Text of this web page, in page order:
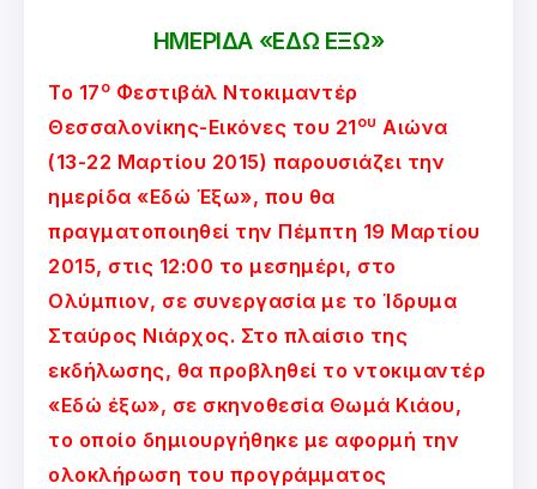
ΗΜΕΡΙΔΑ «ΕΔΩ ΕΞΩ»
Το 17 ο Φεστιβάλ Ντοκιμαντέρ
Θεσσαλονίκης-Εικόνες του 21ου Αιώνα
(13-22 Μαρτίου 2015) παρουσιάζει την
ημερίδα «Εδώ Έξω», που θα
πραγματοποιηθεί την Πέμπτη 19 Μαρτίου
2015, στις 12:00 το μεσημέρι, στο
Ολύμπιον, σε συνεργασία με το Ίδρυμα
Σταύρος Νιάρχος. Στο πλαίσιο της
εκδήλωσης, θα προβληθεί το ντοκιμαντέρ
«Εδώ έξω», σε σκηνοθεσία Θωμά Κιάου,
το οποίο δημιουργήθηκε με αφορμή την
ολοκλήρωση του προγράμματος